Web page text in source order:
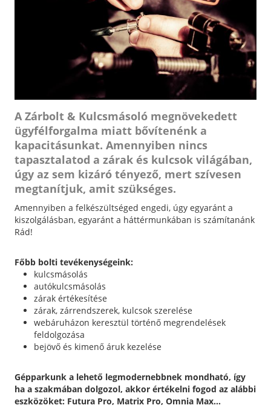
A Zárbolt & Kulcsmásoló megnövekedett
ügyfélforgalma miatt bővítenénk a
kapacitásunkat. Amennyiben nincs
tapasztalatod a zárak és kulcsok világában,
úgy az sem kizáró tényező, mert szívesen
megtanítjuk, amit szükséges.
Amennyiben a felkészültséged engedi, úgy egyaránt a
kiszolgálásban, egyaránt a háttérmunkában is számítanánk
Rád!
Főbb bolti tevékenységeink:
kulcsmásolás
autókulcsmásolás
zárak értékesítése
zárak, zárrendszerek, kulcsok szerelése
webáruházon keresztül történő megrendelések
feldolgozása
bejövő és kimenő áruk kezelése
Gépparkunk a lehető legmodernebbnek mondható, így
ha a szakmában dolgozol, akkor értékelni fogod az alábbi
eszközöket: Futura Pro, Matrix Pro, Omnia Max...